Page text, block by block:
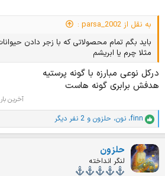
به نقل از parsa_2002 :
باید بگم تمام محصولاتی که با زجر دادن
مثلا چرم یا ابریشم
درکل نوعی مبارزه با گونه پرستیه
هدفش برابری گونه هاست
آخرین
ا
م
ت
ی
ا
ز
finn، نون، حلزون و 2 نفر دیگر
حلزون
لنگر انداخته